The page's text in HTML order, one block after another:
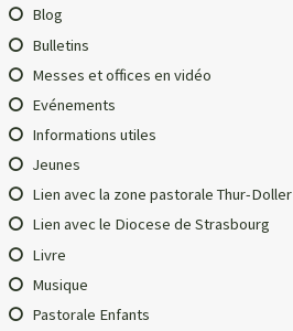
Blog
Bulletins
Messes et offices en vidéo
Evénements
Informations utiles
Jeunes
Lien avec la zone pastorale Thur-Doller
Lien avec le Diocese de Strasbourg
Livre
Musique
Pastorale Enfants